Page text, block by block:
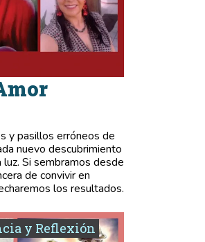
y pasillos erróneos de
nuevo descubrimiento
luz. Si sembramos desde
de convivir en
los resultados.
y Reflexión